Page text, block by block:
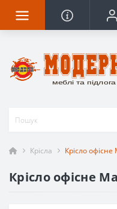
Крісла Крісло офісне
Крісло офісне